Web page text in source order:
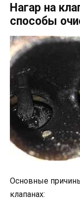
Нагар на
способы
Основные
клапанах: